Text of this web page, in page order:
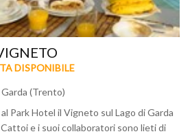
DISPONIBILE
(Trento)
Park Hotel il Vigneto sul Lago di Garda
Cattoi e i suoi collaboratori sono lieti di